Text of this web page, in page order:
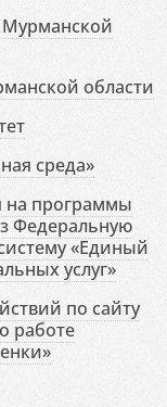
Мурманской
области
среда»
на программы
Федеральную
«Единый
услуг»
по сайту
работе